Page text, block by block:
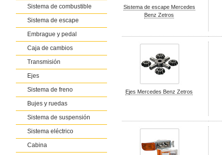
Sistema de combustible
Sistema de escape
Embrague y pedal
Caja de cambios
Transmisión
Ejes
Sistema de freno
Bujes y ruedas
Sistema de suspensión
Sistema eléctrico
Cabina
Sistema de escape Mercedes
Benz Zetros
Ejes Mercedes Benz Zetros